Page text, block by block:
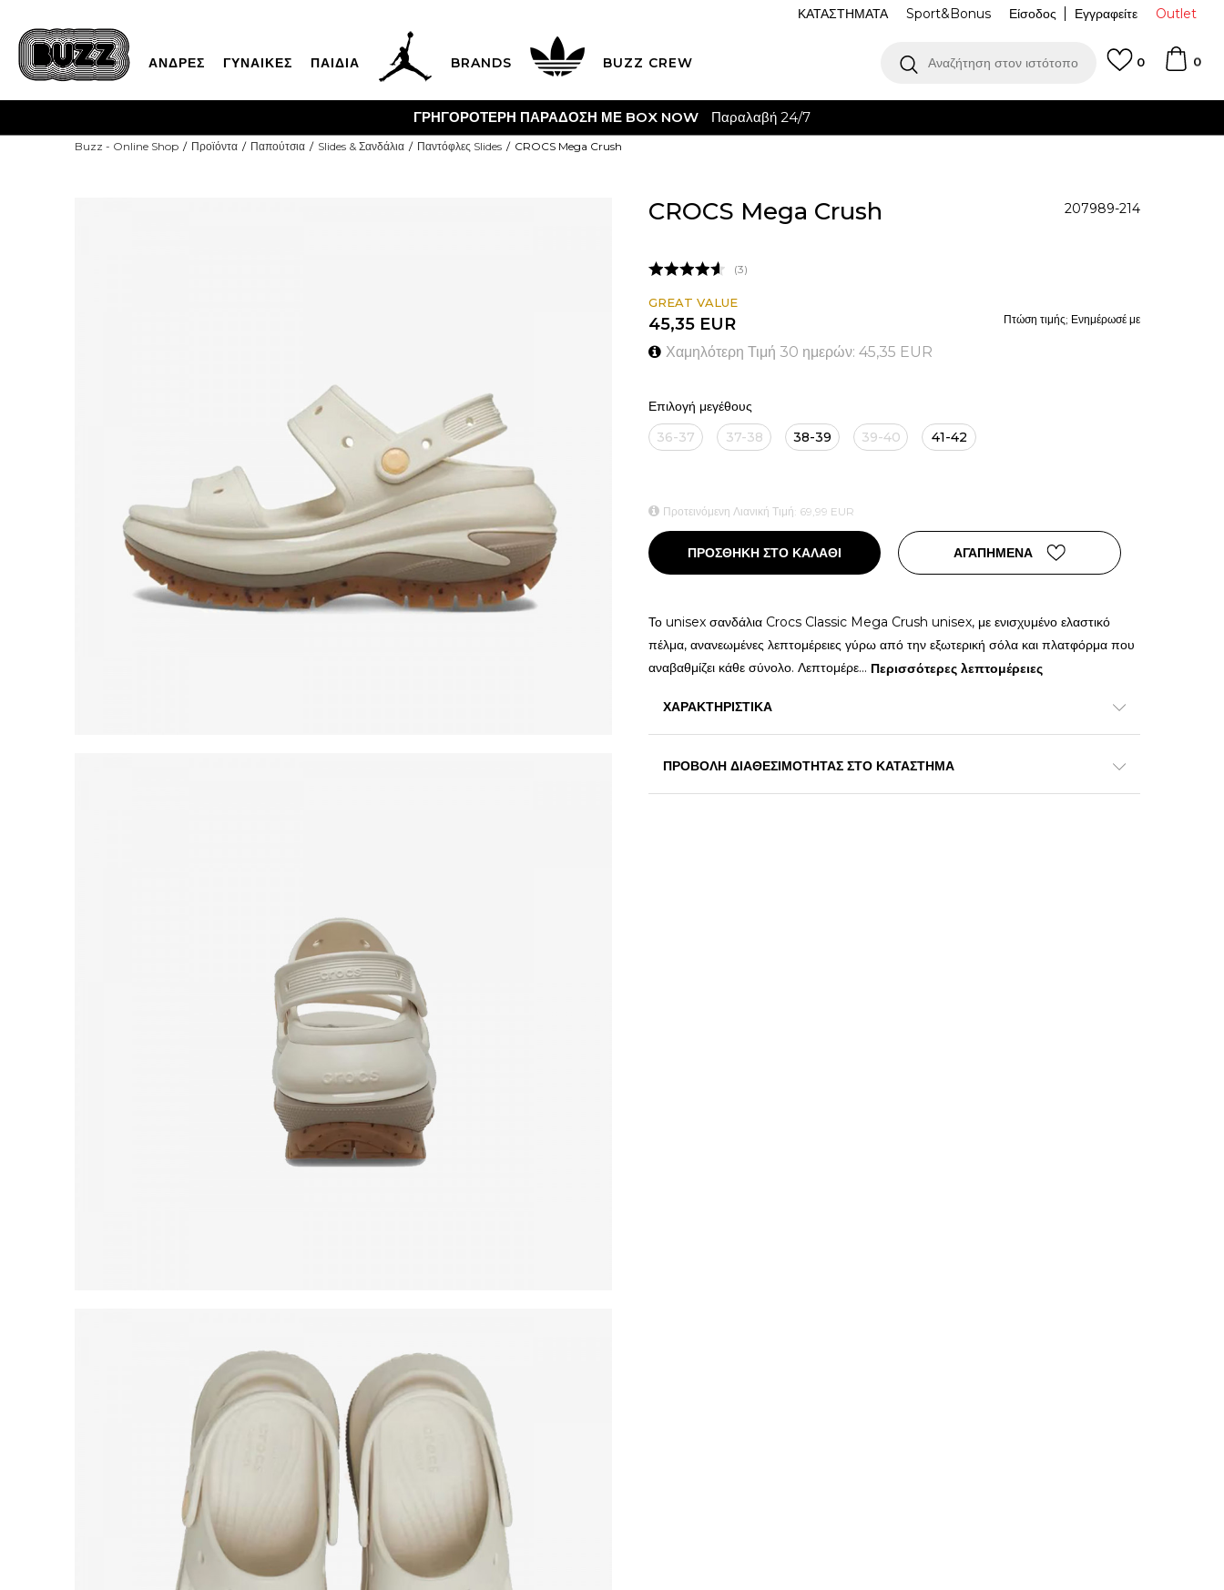
Outlet
Είσοδος Εγγραφείτε
ΚΑΤΑΣΤΗΜΑΤΑ Sport&Bonus
ΑΝΔΡΕΣ ΓΥΝΑΙΚΕΣ ΠΑΙΔΙΑ BRANDS BUZZ CREW Αναζήτηση στον ιστότοπο 0
0
Παραλαβή 24/7
Buzz - Online Shop Προϊόντα Παπούτσια Slides & Σανδάλια Παντόφλες Slides CROCS Mega Crush
CROCS Mega Crush 207989-214
3
GREAT VALUE
45,35 EUR
Χαμηλότερη Τιμή 30 ημερών: 45,35 EUR
Πτώση τιμής; Ενημέρωσέ με
Επιλογή μεγέθους
36-37
37-38 38-39 39-40 41-42
Προτεινόμενη Λιανική Τιμή: 69,99 EUR
ΠΡΟΣΘΗΚΗ ΣΤΟ ΚΑΛΑΘΙ ΑΓΑΠΗΜΕΝΑ
Το unisex σανδάλια Crocs Classic Mega Crush unisex, με ενισχυμένο ελαστικό
πέλμα, ανανεωμένες λεπτομέρειες γύρω από την εξωτερική σόλα και πλατφόρμα που
αναβαθμίζει κάθε σύνολο. Λεπτομέρε... Περισσότερες λεπτομέρειες
ΧΑΡΑΚΤΗΡΙΣΤΙΚΑ
ΠΡΟΒΟΛΗ ΔΙΑΘΕΣΙΜΟΤΗΤΑΣ ΣΤΟ ΚΑΤΑΣΤΗΜΑ